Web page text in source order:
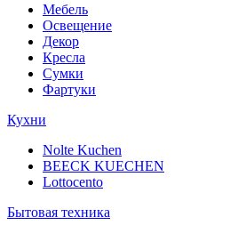
Мебель
Освещение
Декор
Кресла
Сумки
Фартуки
Кухни
Nolte Kuchen
BEECK KUECHEN
Lottocento
Бытовая техника